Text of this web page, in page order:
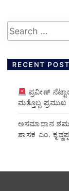
RECENT
ಪ್ರವೀಣ್
ಮತ್ತೊಬ್ಬ
ಅಸಮಾಧಾನ
ಶಾಸಕ ಎಂ.